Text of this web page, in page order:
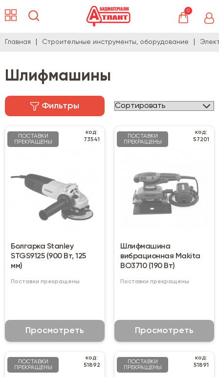
0
Главная Строительные инструменты, оборудование
Шлифмашины
Фильтры
ПОСТАВКИ
ПРЕКРАЩЕНЫ
код:
73541
Болгарка Stanley
STGS9125 (900 Вт, 125
мм)
Поставки прекращены
Просмотреть
ПОСТАВКИ
ПРЕКРАЩЕНЫ
код:
57201
Шлифмашина
вибрационная Makita
ВО3710 (190 Вт)
Поставки прекращены
Просмотреть
ПОСТАВКИ
ПРЕКРАЩЕНЫ
код:
51892
ПОСТАВКИ
ПРЕКРАЩЕНЫ
код:
51891